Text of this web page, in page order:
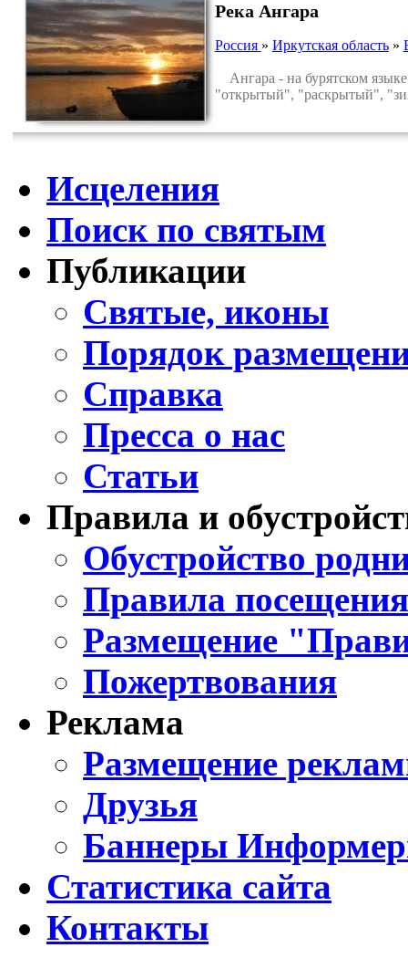
Река Ангара
Россия » Иркутская область»
Ангара - на бурятском языке
"открытый", "раскрытый",
Исцеления
Поиск по святым
Публикации
Святые, иконы
Порядок
Справка
Пресса о нас
Статьи
Правила и
Обустройство
Правила
Размещение
Пожертвования
Реклама
Размещение
Друзья
Баннеры
Статистика сайта
Контакты